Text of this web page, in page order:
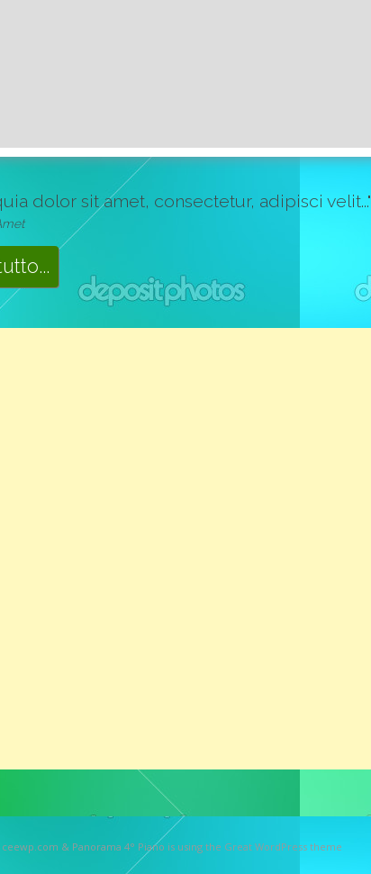
dolor sit amet, consectetur, adipisci velit..."
& Panorama 4° Piano is using the Great WordPress theme